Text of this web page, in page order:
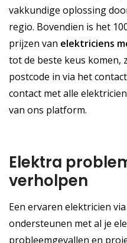
vakkundige oplossing
regio. Bovendien is het
prijzen van elektriciens
tot de beste keus komen,
postcode in via het
contact met alle
van ons platform.
Elektra
verholpen
Een ervaren elektricien
ondersteunen met al je
probleemgevallen en